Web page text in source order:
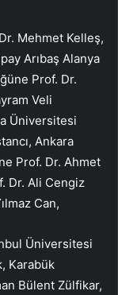
Mehmet Kelleş,
Arıbaş Alanya
Prof. Dr.
Veli
Üniversitesi
Ankara
Prof. Dr. Ahmet
Dr. Ali Cengiz
Can,
Üniversitesi
Karabük
Bülent Zülfikar,